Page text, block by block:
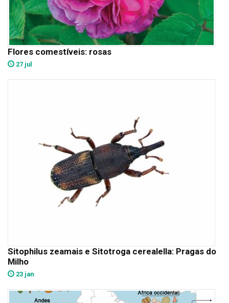
Flores comestíveis: rosas
27 jul
Sitophilus zeamais e Sitotroga cerealella: Pragas do
Milho
23 jan